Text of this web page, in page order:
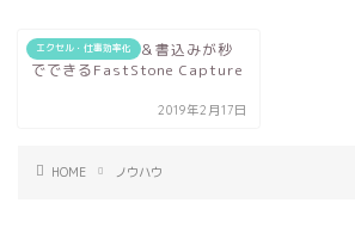
エクセル・仕事効率化
画面のスクショ＆書込みが秒
でできるFastStone Capture
2019年2月17日
HOME ノウハウ